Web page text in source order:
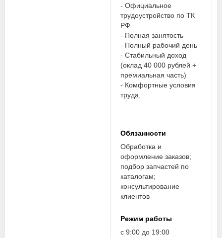
- Официальное
трудоустройство по ТК
РФ
- Полная занятость
- Полный рабочий день
- Стабильный доход
(оклад 40 000 рублей +
премиальная часть)
- Комфортные условия
труда.
Обязанности
Обработка и
оформление заказов;
подбор запчастей по
каталогам;
консультирование
клиентов
Режим работы
с 9:00 до 19:00